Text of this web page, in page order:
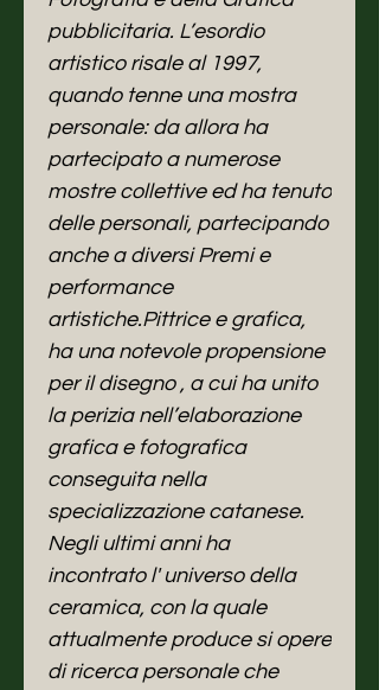
pubblicitaria. L’esordio
artistico risale al 1997,
quando tenne una mostra
personale: da allora ha
partecipato a numerose
mostre collettive ed ha tenuto
delle personali, partecipando
anche a diversi Premi e
performance
artistiche.Pittrice e grafica,
ha una notevole propensione
per il disegno , a cui ha unito
la perizia nell’elaborazione
grafica e fotografica
conseguita nella
specializzazione catanese.
Negli ultimi anni ha
incontrato l' universo della
ceramica, con la quale
attualmente produce si opere
di ricerca personale che